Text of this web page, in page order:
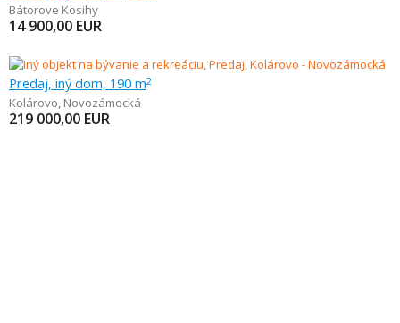
Bátorove Kosihy
14 900,00 EUR
Predaj, iný dom, 190 m2
Kolárovo, Novozámocká
219 000,00 EUR